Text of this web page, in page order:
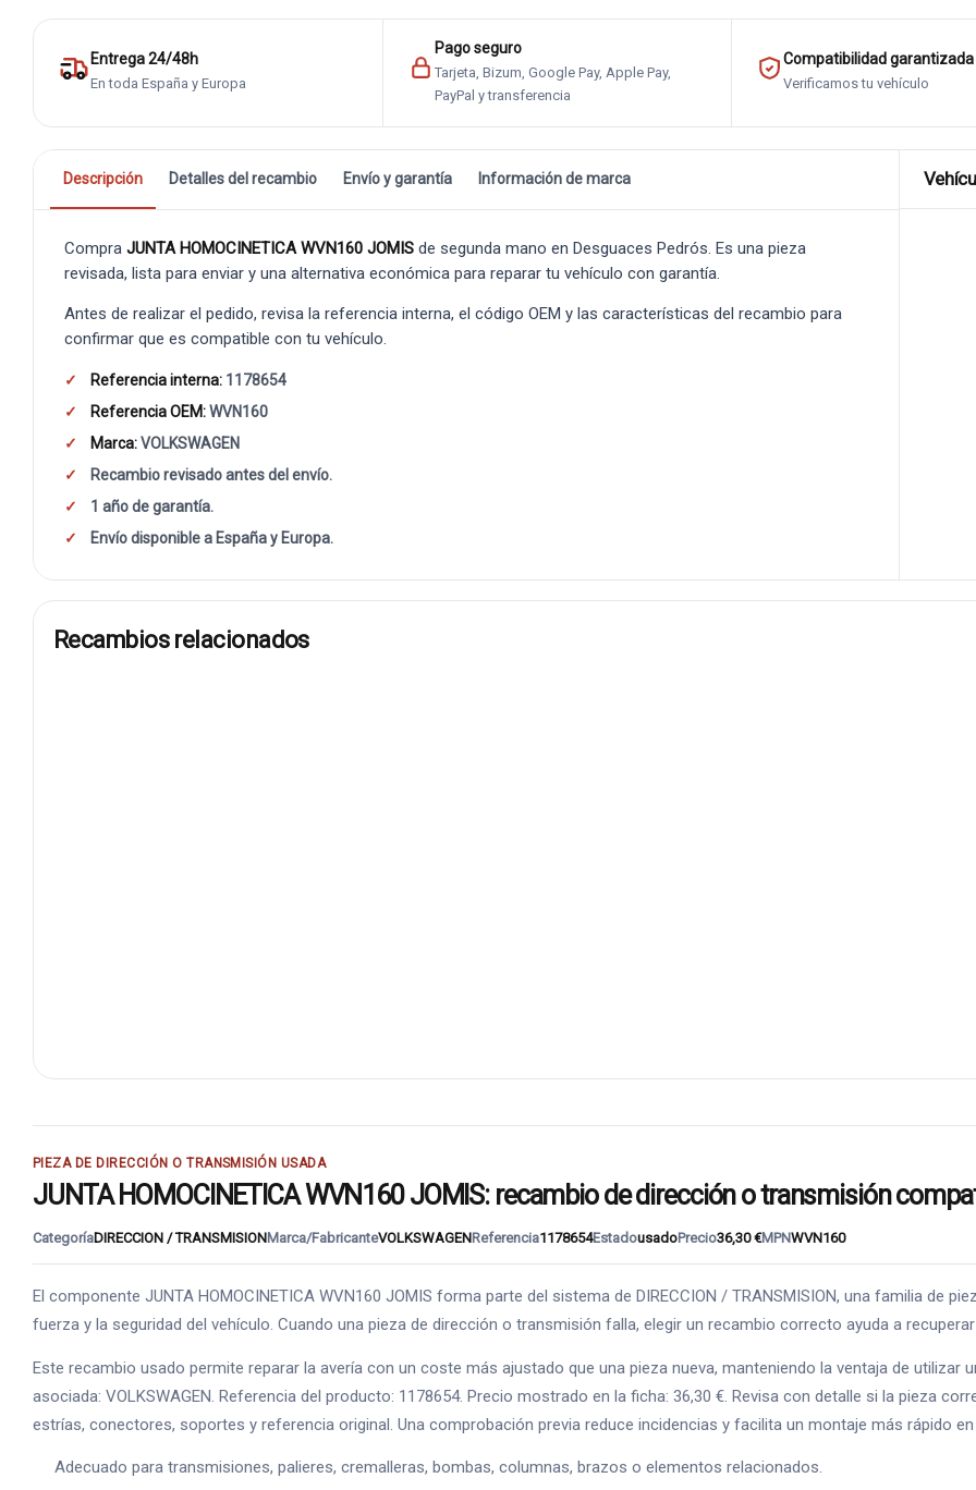
Entrega 24/48h
En toda España y Europa
Pago seguro
Tarjeta, Bizum, Google Pay, Apple Pay,
PayPal y transferencia
Compatibilidad garantizada
Verificamos tu vehículo
Descripción Detalles del recambio Envío y garantía Información de marca
Compra JUNTA HOMOCINETICA WVN160 JOMIS de segunda mano en Desguaces Pedrós. Es una pieza
revisada, lista para enviar y una alternativa económica para reparar tu vehículo con garantía.
Antes de realizar el pedido, revisa la referencia interna, el código OEM y las características del recambio para
confirmar que es compatible con tu vehículo.
Referencia interna: 1178654
Referencia OEM:WVN160
Marca:VOLKSWAGEN
Recambio revisado antes del envío.
1 año de garantía.
Envío disponible a España y Europa.
Recambios relacionados
PIEZA DE DIRECCIÓN O TRANSMISIÓN USADA
JUNTA HOMOCINETICA WVN160 JOMIS: recambio de dirección o transmisión
CategoríaDIRECCION / TRANSMISIONMarca/FabricanteVOLKSWAGENReferencia1178654EstadousadoPrecio36,30 €MPNWVN160
El componente JUNTA HOMOCINETICA WVN160 JOMIS forma parte del sistema de DIRECCION / TRANSMISION, una familia de
fuerza y la seguridad del vehículo. Cuando una pieza de dirección o transmisión falla, elegir un recambio correcto ayuda a
Este recambio usado permite reparar la avería con un coste más ajustado que una pieza nueva, manteniendo la ventaja de utilizar
asociada: VOLKSWAGEN. Referencia del producto: 1178654. Precio mostrado en la ficha: 36,30 €. Revisa con detalle si la pieza
estrías, conectores, soportes y referencia original. Una comprobación previa reduce incidencias y facilita un montaje más rápido en
Adecuado para transmisiones, palieres, cremalleras, bombas, columnas, brazos o elementos relacionados.